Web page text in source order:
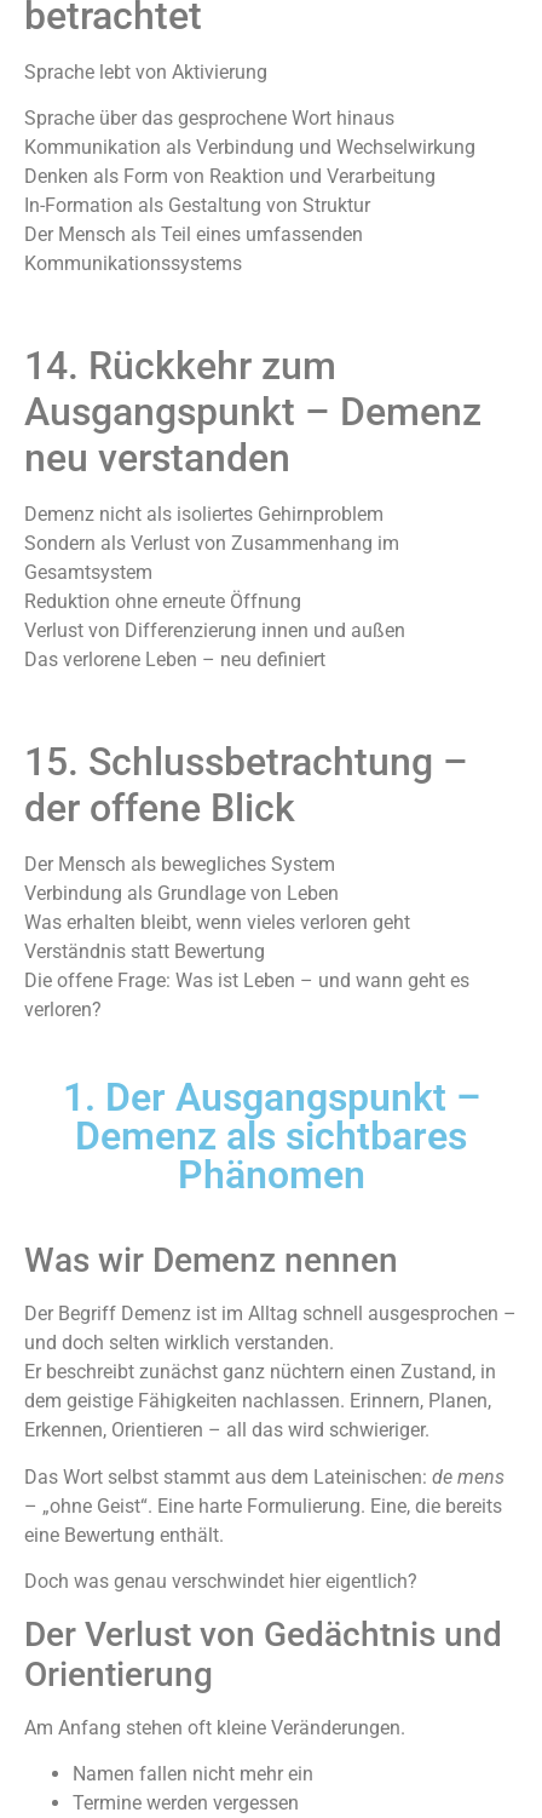
betrachtet
Sprache lebt von Aktivierung
Sprache über das gesprochene Wort hinaus
Kommunikation als Verbindung und Wechselwirkung
Denken als Form von Reaktion und Verarbeitung
In-Formation als Gestaltung von Struktur
Der Mensch als Teil eines umfassenden
Kommunikationssystems
14. Rückkehr zum
Ausgangspunkt – Demenz
neu verstanden
Demenz nicht als isoliertes Gehirnproblem
Sondern als Verlust von Zusammenhang im
Gesamtsystem
Reduktion ohne erneute Öffnung
Verlust von Differenzierung innen und außen
Das verlorene Leben – neu definiert
15. Schlussbetrachtung –
der offene Blick
Der Mensch als bewegliches System
Verbindung als Grundlage von Leben
Was erhalten bleibt, wenn vieles verloren geht
Verständnis statt Bewertung
Die offene Frage: Was ist Leben – und wann geht es
verloren?
1. Der Ausgangspunkt –
Demenz als sichtbares
Phänomen
Was wir Demenz nennen
Der Begriff Demenz ist im Alltag schnell ausgesprochen –
und doch selten wirklich verstanden.
Er beschreibt zunächst ganz nüchtern einen Zustand, in
dem geistige Fähigkeiten nachlassen. Erinnern, Planen,
Erkennen, Orientieren – all das wird schwieriger.
Das Wort selbst stammt aus dem Lateinischen: de mens
– „ohne Geist“. Eine harte Formulierung. Eine, die bereits
eine Bewertung enthält.
Doch was genau verschwindet hier eigentlich?
Der Verlust von Gedächtnis und
Orientierung
Am Anfang stehen oft kleine Veränderungen.
Namen fallen nicht mehr ein
Termine werden vergessen